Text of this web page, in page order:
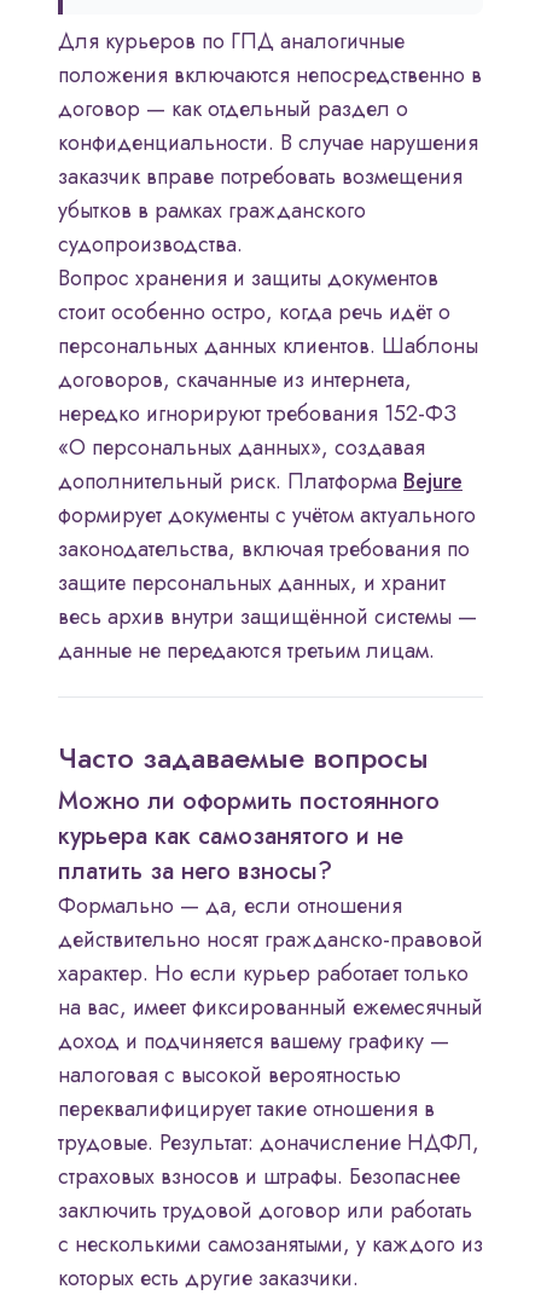
Для курьеров по ГПД аналогичные
положения включаются непосредственно в
договор — как отдельный раздел о
конфиденциальности. В случае нарушения
заказчик вправе потребовать возмещения
убытков в рамках гражданского
судопроизводства.
Вопрос хранения и защиты документов
стоит особенно остро, когда речь идёт о
персональных данных клиентов. Шаблоны
договоров, скачанные из интернета,
нередко игнорируют требования 152-ФЗ
«О персональных данных», создавая
дополнительный риск. Платформа Bejure
формирует документы с учётом актуального
законодательства, включая требования по
защите персональных данных, и хранит
весь архив внутри защищённой системы —
данные не передаются третьим лицам.
Часто задаваемые вопросы
Можно ли оформить постоянного
курьера как самозанятого и не
платить за него взносы?
Формально — да, если отношения
действительно носят гражданско-правовой
характер. Но если курьер работает только
на вас, имеет фиксированный ежемесячный
доход и подчиняется вашему графику —
налоговая с высокой вероятностью
переквалифицирует такие отношения в
трудовые. Результат: доначисление НДФЛ,
страховых взносов и штрафы. Безопаснее
заключить трудовой договор или работать
с несколькими самозанятыми, у каждого из
которых есть другие заказчики.